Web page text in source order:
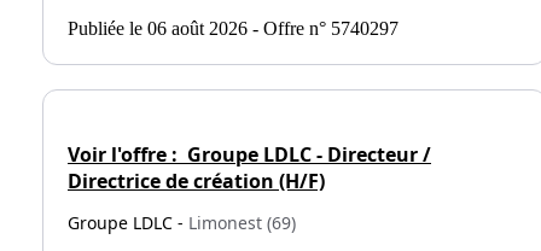
Publiée le 06 août 2026 - Offre n° 5740297
Voir l'offre : Groupe LDLC - Directeur /
Directrice de création (H/F)
Groupe LDLC - Limonest (69)